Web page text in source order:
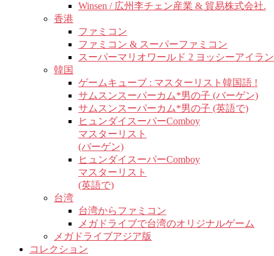
Winsen / 広州李チェン産業 & 貿易株式会社.
香港
ファミコン
ファミコン & スーパーファミコン
スーパーマリオワールド 2 ヨッシーアイラ
韓国
ゲームキューブ : マスターリスト韓国語 !
サムスンスーパーカム*男の子 (バーゲン)
サムスンスーパーカム*男の子 (英語で)
ヒュンダイスーパーComboy
マスターリスト
(バーゲン)
ヒュンダイスーパーComboy
マスターリスト
(英語で)
台湾
台湾からファミコン
メガドライブで台湾のオリジナルゲーム
メガドライブアジア版
コレクション